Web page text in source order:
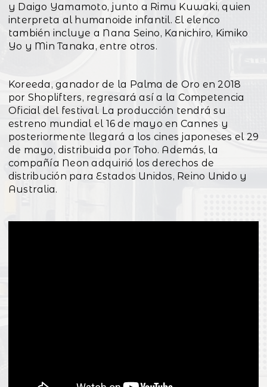
y Daigo Yamamoto, junto a Rimu Kuwaki, quien
interpreta al humanoide infantil. El elenco
también incluye a Nana Seino, Kanichiro, Kimiko
Yo y Min Tanaka, entre otros.
Koreeda, ganador de la Palma de Oro en 2018
por Shoplifters, regresará así a la Competencia
Oficial del festival. La producción tendrá su
estreno mundial el 16 de mayo en Cannes y
posteriormente llegará a los cines japoneses el 29
de mayo, distribuida por Toho. Además, la
compañía Neon adquirió los derechos de
distribución para Estados Unidos, Reino Unido y
Australia.